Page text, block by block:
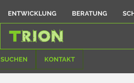
ENTWICKLUNG BERATUNG
SUCHEN KONTAKT